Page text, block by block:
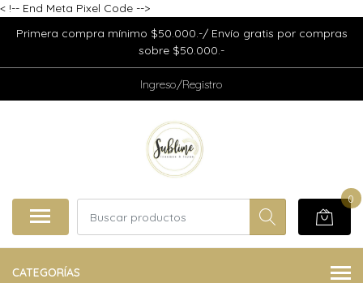
< !-- End Meta Pixel Code -->
Primera compra mínimo $50.000.-/ Envío gratis por compras
sobre $50.000.-
Ingreso/Registro
0
CATEGORÍAS